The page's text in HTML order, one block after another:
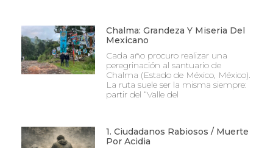
Chalma: Grandeza Y Miseria Del
Mexicano
Cada año procuro realizar una
peregrinación al santuario de
Chalma (Estado de México, México).
La ruta suele ser la misma siempre:
partir del “Valle del
1. Ciudadanos Rabiosos / Muerte
Por Acidia